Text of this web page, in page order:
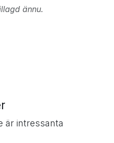
ännu.
är intressanta